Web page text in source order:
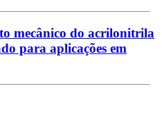
mecânico do acrilonitrila
para aplicações em